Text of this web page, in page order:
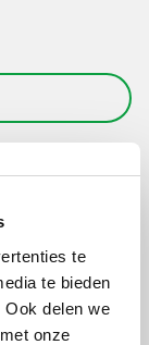
te
te bieden
delen we
onze